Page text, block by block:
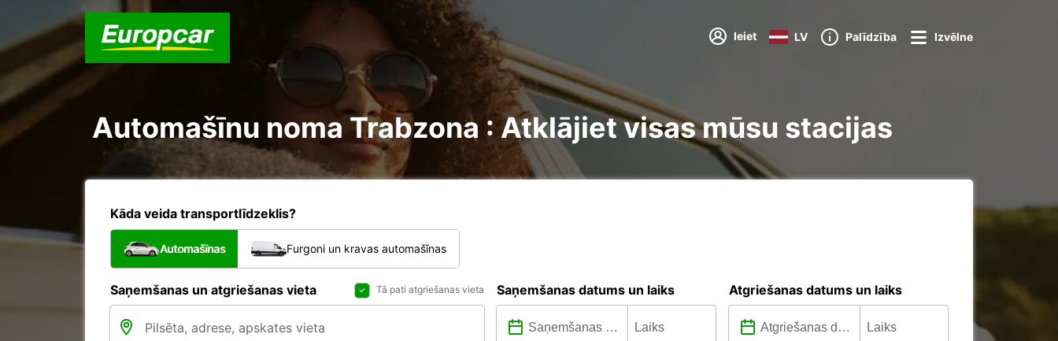
Ieiet LV Palīdzība Izvēlne
Automašīnu noma Trabzona : Atklājiet visas mūsu stacijas
Kāda veida transportlīdzeklis?
Automašīnas Furgoni un kravas automašīnas
Saņemšanas un atgriešanas vieta Tā pati atgriešanas vieta Saņemšanas datums un laiks Atgriešanas datums un laiks